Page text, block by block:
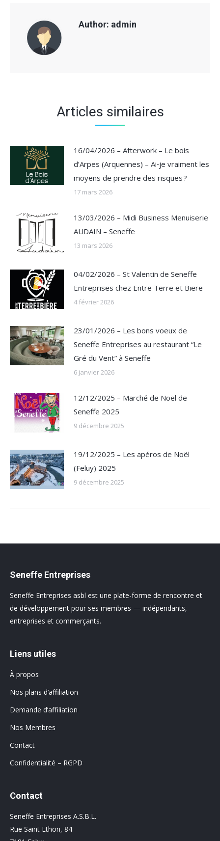
Author: admin
Articles similaires
16/04/2026 – Afterwork – Le bois
d’Arpes (Arquennes) – Ai‑je vraiment les
moyens de prendre des risques ?
17 mars 2026
13/03/2026 – Midi Business Menuiserie
AUDAIN – Seneffe
13 mars 2026
04/02/2026 – St Valentin de Seneffe
Entreprises chez Entre Terre et Biere
4 février 2026
23/01/2026 – Les bons voeux de
Seneffe Entreprises au restaurant “Le
Gré du Vent” à Seneffe
6 janvier 2026
12/12/2025 – Marché de Noël de
Seneffe 2025
9 décembre 2025
19/12/2025 – Les apéros de Noël
(Feluy) 2025
9 décembre 2025
Seneffe Entreprises
Seneffe Entreprises asbl est une plate-forme de rencontre et
de développement pour ses membres — indépendants,
entreprises et commerçants.
Liens utiles
À propos
Nos plans d’affiliation
Demande d’affiliation
Nos Membres
Contact
Confidentialité – RGPD
Contact
Seneffe Entreprises A.S.B.L.
Rue Saint Ethon, 84